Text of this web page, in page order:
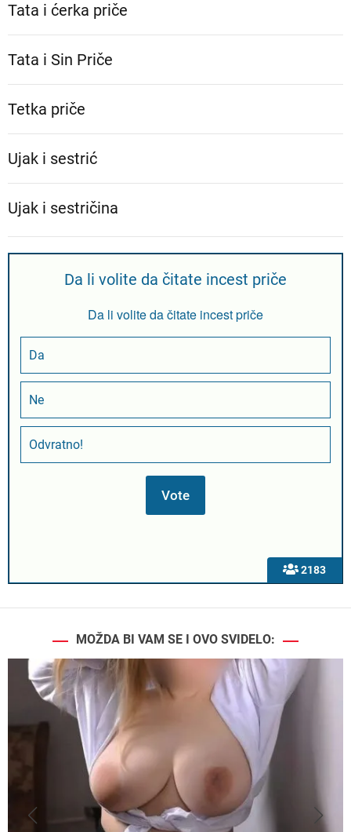
Tata i ćerka priče
Tata i Sin Priče
Tetka priče
Ujak i sestrić
Ujak i sestričina
2183
Da li volite da čitate incest priče
Da li volite da čitate incest priče
Da
Ne
Odvratno!
MOŽDA BI VAM SE I OVO SVIDELO: